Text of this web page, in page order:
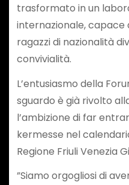
trasformato in un
internazionale, capace
ragazzi di nazionalità
convivialità.
​L’entusiasmo della
sguardo è già rivolto
l’ambizione di far
kermesse nel
Regione Friuli Venezia
​”Siamo orgogliosi di